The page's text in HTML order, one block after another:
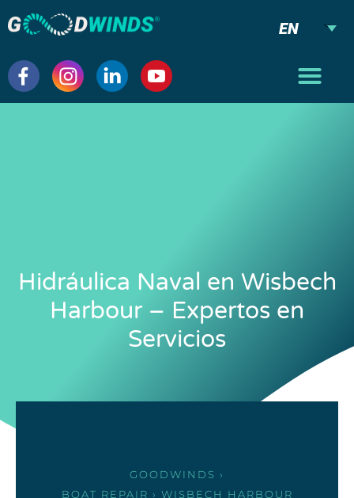
EN
Hidráulica Naval en Wisbech
Harbour – Expertos en
Servicios
GOODWINDS ›
BOAT REPAIR › WISBECH HARBOUR